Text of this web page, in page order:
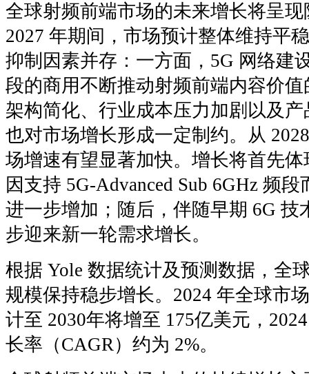
全球射频前端市场的未来增长将呈
2027 年期间，市场预计整体维持平
抑制因素并存：一方面，5G 网络建
段的商用不断推动射频前端内容价
架构简化、行业成本压力加剧以及
也对市场增长形成一定制约。从
场增速有望显著加快。增长将首先
因支持 5G-Advanced Sub 6GHz 频
进一步增加；随后，伴随早期 6G 技
步迎来新一轮需求增长。
根据 Yole 数据统计及预测数据，全
规模保持稳步增长。2024 年全球市
计至 2030年将增至 175亿美元，
长率（CAGR）约为 2%。